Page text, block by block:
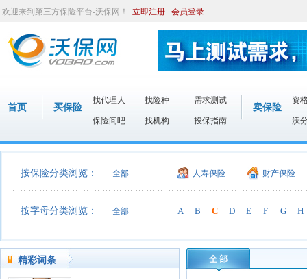
欢迎来到第三方保险平台-沃保网！ 立即注册 会员登录
首页 买保险
找代理人 找险种 需求测试
保险问吧 找机构 投保指南
卖保险
资
沃
按保险分类浏览： 全部 人寿保险 财产保险
按字母分类浏览： 全部 A B C D E F G H
精彩词条 全 部